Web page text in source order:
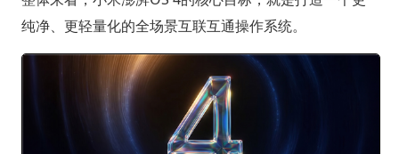
纯净、更轻量化的全场景互联互通操作系统。